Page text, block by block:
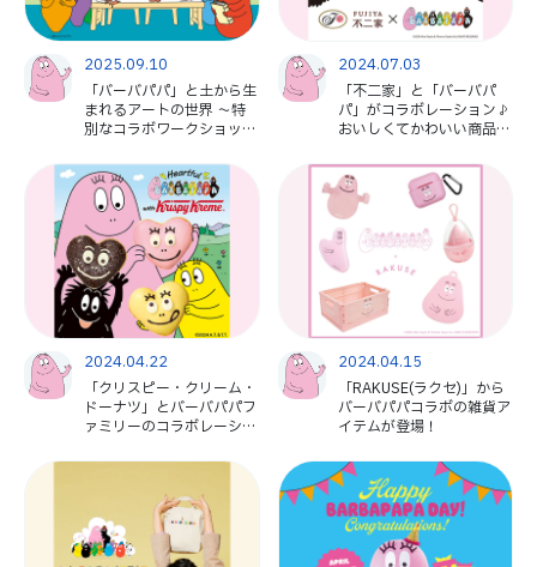
2025.09.10
「バーバパパ」と土から生
まれるアートの世界 ～特
別なコラボワークショップ
た～
2024.07.03
「不二家」と「バーバパ
パ」がコラボレーション♪
おいしくてかわいい商品に
2024.04.22
「クリスピー・クリーム・
ドーナツ」とバーバパパフ
ァミリーのコラボレーショ
2024.04.15
「RAKUSE(ラクセ)」から
バーバパパコラボの雑貨ア
イテムが登場！